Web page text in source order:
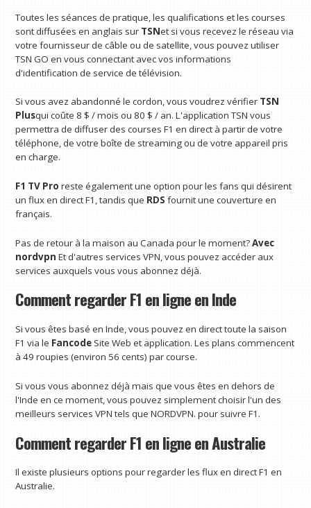
Toutes les séances de pratique, les qualifications et les courses
sont diffusées en anglais sur TSNet si vous recevez le réseau via
votre fournisseur de câble ou de satellite, vous pouvez utiliser
TSN GO en vous connectant avec vos informations
d'identification de service de télévision.
Si vous avez abandonné le cordon, vous voudrez vérifier TSN
Plusqui coûte 8 $ / mois ou 80 $ / an. L'application TSN vous
permettra de diffuser des courses F1 en direct à partir de votre
téléphone, de votre boîte de streaming ou de votre appareil pris
en charge.
F1 TV Pro reste également une option pour les fans qui désirent
un flux en direct F1, tandis que RDS fournit une couverture en
français.
Pas de retour à la maison au Canada pour le moment?Avec
nordvpn Et d'autres services VPN, vous pouvez accéder aux
services auxquels vous vous abonnez déjà.
Comment regarder F1 en ligne en Inde
Si vous êtes basé en Inde, vous pouvez en direct toute la saison
F1 via le Fancode Site Web et application. Les plans commencent
à 49 roupies (environ 56 cents) par course.
Si vous vous abonnez déjà mais que vous êtes en dehors de
l'Inde en ce moment, vous pouvez simplement choisir l'un des
meilleurs services VPN tels que NORDVPN. pour suivre F1.
Comment regarder F1 en ligne en Australie
Il existe plusieurs options pour regarder les flux en direct F1 en
Australie.